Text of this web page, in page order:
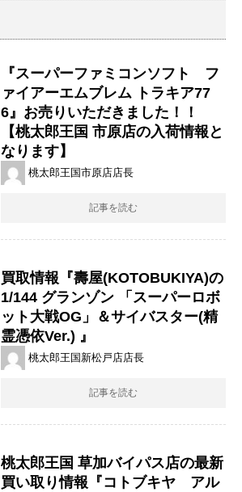
『スーパーファミコンソフト フ
ァイアーエムブレム トラキア77
6』お売りいただきました！！
【桃太郎王国 市原店の入荷情報と
なります】
桃太郎王国市原店店長
記事を読む
買取情報『壽屋(KOTOBUKIYA)の
1/144 ​グランゾン ​「スーパーロボ
ット大戦OG」＆サイバスター(精
霊憑依Ver.) ​』
桃太郎王国新松戸店店長
記事を読む
桃太郎王国 草加バイパス店の最新
買い取り情報『コトブキヤ アル